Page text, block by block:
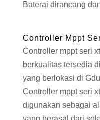
Baterai dirancang
Controller Mppt
Controller mppt seri
berkualitas tersedia
yang berlokasi di
Controller mppt seri
digunakan sebagai